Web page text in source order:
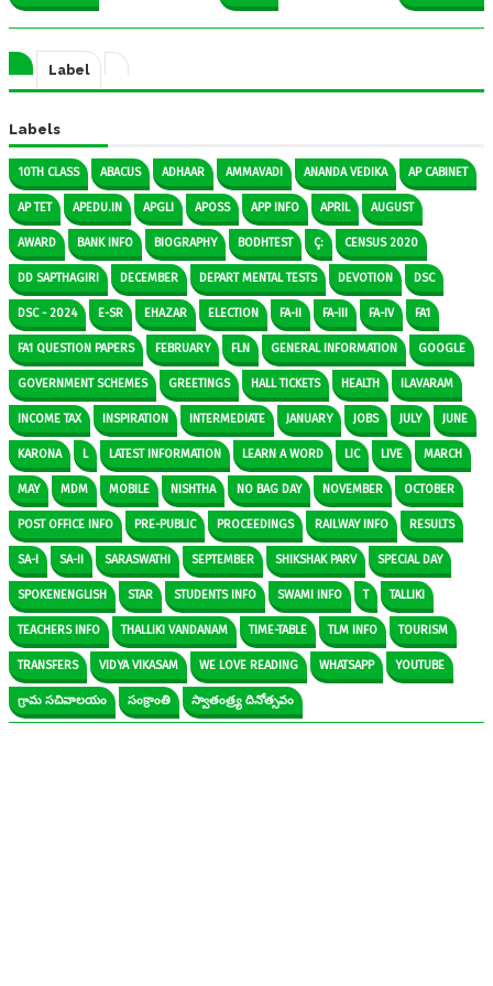
Label
Labels
10TH CLASS ABACUS ADHAAR AMMAVADI ANANDA VEDIKA AP CABINET
AP TET APEDU.IN APGLI APOSS APP INFO APRIL AUGUST
AWARD BANK INFO BIOGRAPHY BODHTEST Ç: CENSUS 2020
DD SAPTHAGIRI DECEMBER DEPART MENTAL TESTS DEVOTION DSC
DSC - 2024 E-SR EHAZAR ELECTION FA-II FA-III FA-IV FA1
FA1 QUESTION PAPERS FEBRUARY FLN GENERAL INFORMATION GOOGLE
GOVERNMENT SCHEMES GREETINGS HALL TICKETS HEALTH ILAVARAM
INCOME TAX INSPIRATION INTERMEDIATE JANUARY JOBS JULY JUNE
KARONA L LATEST INFORMATION LEARN A WORD LIC LIVE MARCH
MAY MDM MOBILE NISHTHA NO BAG DAY NOVEMBER OCTOBER
POST OFFICE INFO PRE-PUBLIC PROCEEDINGS RAILWAY INFO RESULTS
SA-I SA-II SARASWATHI SEPTEMBER SHIKSHAK PARV SPECIAL DAY
SPOKENENGLISH STAR STUDENTS INFO SWAMI INFO T TALLIKI
TEACHERS INFO THALLIKI VANDANAM TIME-TABLE TLM INFO TOURISM
TRANSFERS VIDYA VIKASAM WE LOVE READING WHATSAPP YOUTUBE
గ్రామ సచివాలయం సంక్రాంతి స్వాతంత్ర్య దినోత్సవం